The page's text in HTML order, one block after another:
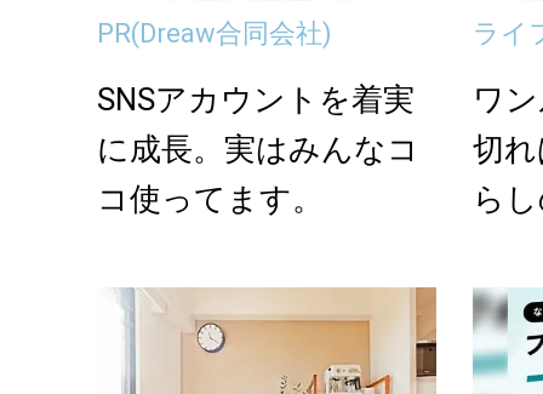
PR(Dreaw合同会社)
SNSアカウントを着実
に成長。実はみんなコ
コ使ってます。
ライ
ワ
切
ら